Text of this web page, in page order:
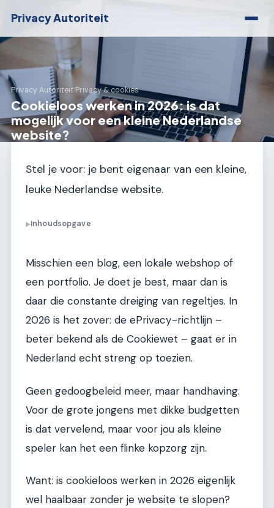
Privacy Autoriteit
Privacy Autoriteit›Privacy & cookies
Cookieloos werken in 2026: is dat
mogelijk voor een kleine Nederlandse
website?
Stel je voor: je bent eigenaar van een kleine,
leuke Nederlandse website.
▶Inhoudsopgave
Misschien een blog, een lokale webshop of
een portfolio. Je doet je best, maar dan is
daar die constante dreiging van regeltjes. In
2026 is het zover: de ePrivacy-richtlijn –
beter bekend als de Cookiewet – gaat er in
Nederland echt streng op toezien.
Geen gedoogbeleid meer, maar handhaving.
Voor de grote jongens met dikke budgetten
is dat vervelend, maar voor jou als kleine
speler kan het een flinke kopzorg zijn.
Want: is cookieloos werken in 2026 eigenlijk
wel haalbaar zonder je website te slopen?